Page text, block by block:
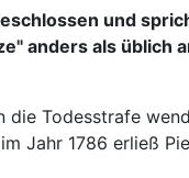
und
anders als üblich
Todesstrafe
Jahr 1786 erließ